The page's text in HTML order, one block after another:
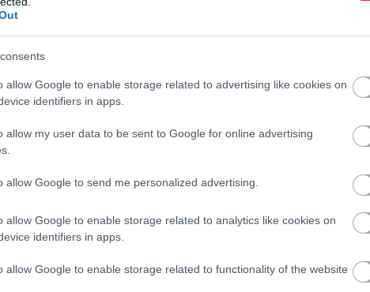
allow Google to enable storage related to advertising like cookies on
identifiers in apps.
allow my user data to be sent to Google for online advertising
allow Google to send me personalized advertising.
allow Google to enable storage related to analytics like cookies on
identifiers in apps.
allow Google to enable storage related to functionality of the website
pamanīti
droni
tikai tiem, kas ir gatavi iegādāties
turklāt īpašumam jābūt tukšam vismaz divus